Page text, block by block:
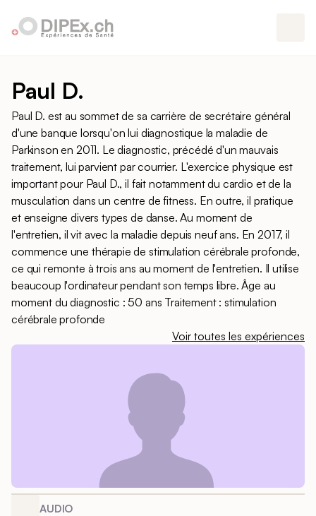
Paul D.
Paul D. est au sommet de sa carrière de secrétaire général
d'une banque lorsqu'on lui diagnostique la maladie de
Parkinson en 2011. Le diagnostic, précédé d'un mauvais
traitement, lui parvient par courrier. L'exercice physique est
important pour Paul D., il fait notamment du cardio et de la
musculation dans un centre de fitness. En outre, il pratique
et enseigne divers types de danse. Au moment de
l'entretien, il vit avec la maladie depuis neuf ans. En 2017, il
commence une thérapie de stimulation cérébrale profonde,
ce qui remonte à trois ans au moment de l'entretien. Il utilise
beaucoup l'ordinateur pendant son temps libre. Âge au
moment du diagnostic : 50 ans Traitement : stimulation
cérébrale profonde
Voir toutes les expériences
AUDIO